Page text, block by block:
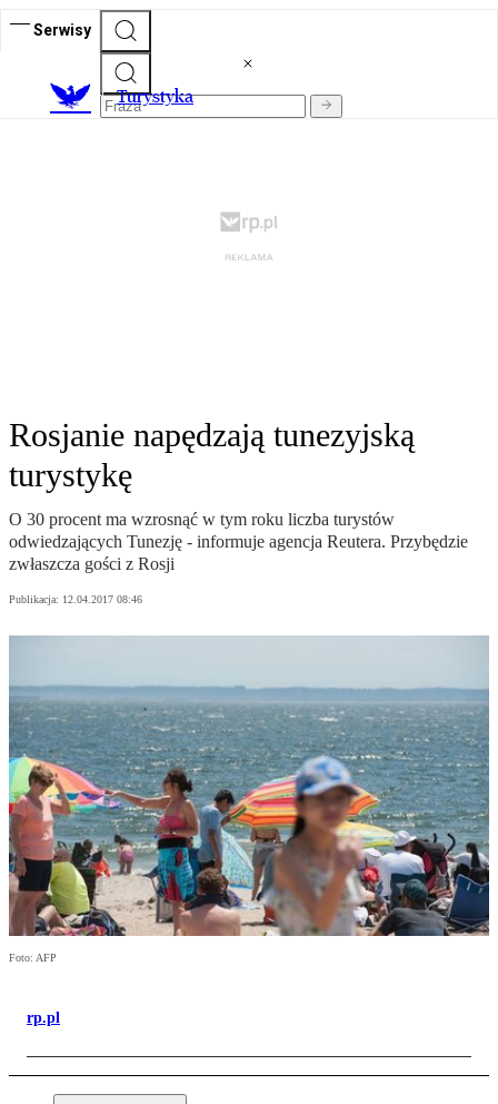
Serwisy
Turystyka
Rosjanie napędzają tunezyjską
turystykę
O 30 procent ma wzrosnąć w tym roku liczba turystów
odwiedzających Tunezję - informuje agencja Reutera. Przybędzie
zwłaszcza gości z Rosji
Publikacja: 12.04.2017 08:46
Foto: AFP
rp.pl